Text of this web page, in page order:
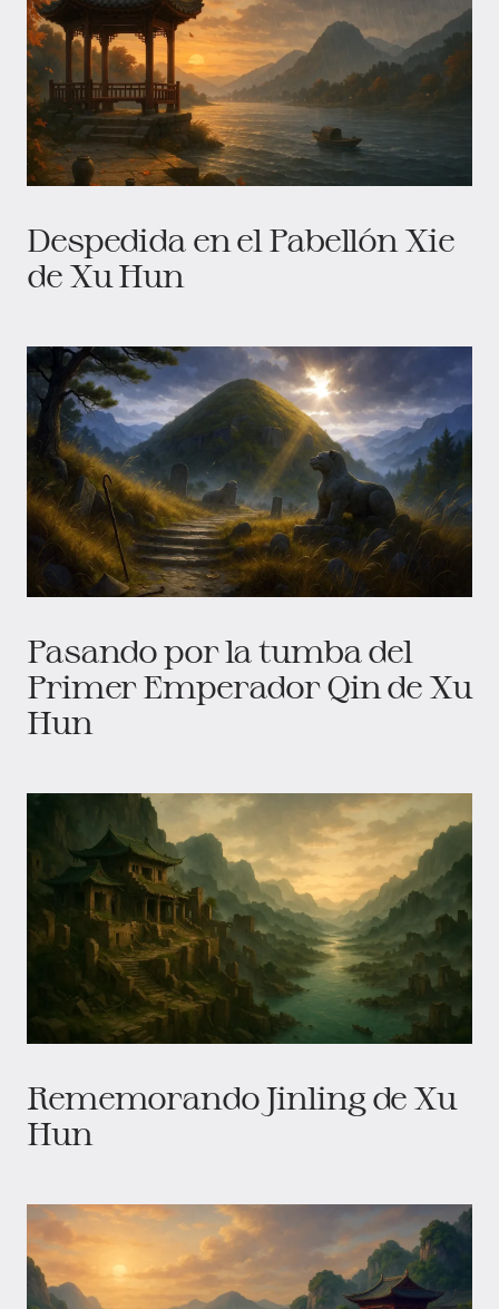
Despedida en el Pabellón Xie
de Xu Hun
Pasando por la tumba del
Primer Emperador Qin de Xu
Hun
Rememorando Jinling de Xu
Hun